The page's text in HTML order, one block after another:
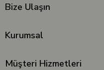
Bize Ulaşın
Kurumsal
Müşteri Hizmetleri